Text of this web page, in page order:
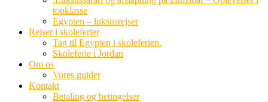
topklasse
Egypten – luksusrejser
Rejser i skoleferier
Tag til Egypten i skoleferien.
Skoleferie i Jordan
Om os
Vores guider
Kontakt
Betaling og betingelser